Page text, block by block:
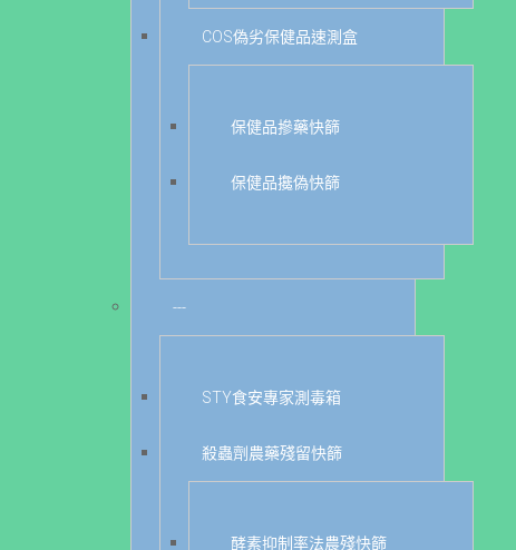
COS偽劣保健品速測盒
保健品摻藥快篩
保健品攙偽快篩
---
STY食安專家測毒箱
殺蟲劑農藥殘留快篩
酵素抑制率法農殘快篩